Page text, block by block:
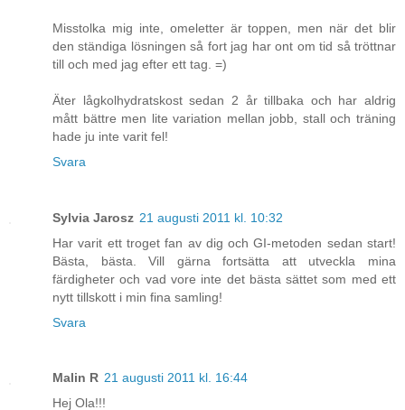
Misstolka mig inte, omeletter är toppen, men när det blir
den ständiga lösningen så fort jag har ont om tid så tröttnar
till och med jag efter ett tag. =)
Äter lågkolhydratskost sedan 2 år tillbaka och har aldrig
mått bättre men lite variation mellan jobb, stall och träning
hade ju inte varit fel!
Svara
Sylvia Jarosz 21 augusti 2011 kl. 10:32
Har varit ett troget fan av dig och GI-metoden sedan start!
Bästa, bästa. Vill gärna fortsätta att utveckla mina
färdigheter och vad vore inte det bästa sättet som med ett
nytt tillskott i min fina samling!
Svara
Malin R 21 augusti 2011 kl. 16:44
Hej Ola!!!